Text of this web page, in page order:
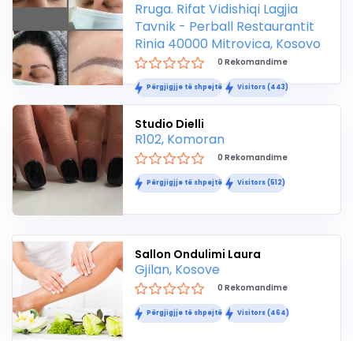
Rruga. Rifat Vidishiqi Lagjia
Tavnik - Perball Restaurantit
Rinia 40000 Mitrovica, Kosovo
0 Rekomandime
Përgjigjje të shpejtë Visitors (443)
Studio Dielli
R102, Komoran
0 Rekomandime
Përgjigjje të shpejtë Visitors (512)
Sallon Ondulimi Laura
Gjilan, Kosove
0 Rekomandime
Përgjigjje të shpejtë Visitors (464)